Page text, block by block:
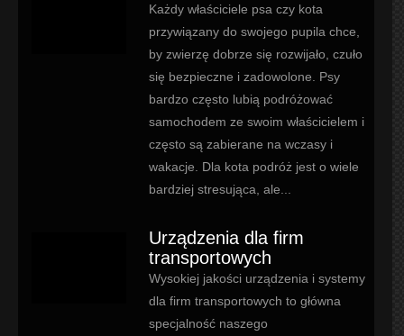
Każdy właściciele psa czy kota
przywiązany do swojego pupila chce,
by zwierzę dobrze się rozwijało, czuło
się bezpieczne i zadowolone. Psy
bardzo często lubią podróżować
samochodem ze swoim właścicielem i
często są zabierane na wczasy i
wakacje. Dla kota podróż jest o wiele
bardziej stresująca, ale...
Urządzenia dla firm
transportowych
Wysokiej jakości urządzenia i systemy
dla firm transportowych to główna
specjalność naszego